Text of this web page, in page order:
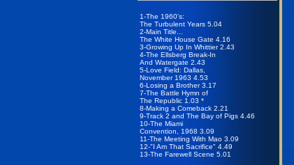
1-The 1960's:
The Turbulent Years 5.04
2-Main Title...
The White House Gate 4.16
3-Growing Up In Whittier 2.43
4-The Ellsberg Break-In
And Watergate 2.43
5-Love Field: Dallas,
November 1963 4.53
6-Losing a Brother 3.17
7-The Battle Hymn of
The Republic 1.03 *
8-Making a Comeback 2.21
9-Track 2 and The Bay of Pigs 4.46
10-The Miami
Convention, 1968 3.09
11-The Meeting With Mao 3.09
12-"I Am That Sacrifice" 4.49
13-The Farewell Scene 5.01